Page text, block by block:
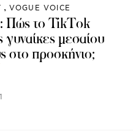
VOGUE VOICE
Πώς το TikTok
γυναίκες μεσαίου
στο προσκήνιο;